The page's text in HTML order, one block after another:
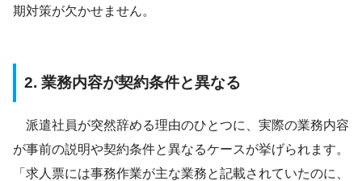
期対策が欠かせません。
2. 業務内容が契約条件と異なる
派遣社員が突然辞める理由のひとつに、実際の業務内容
が事前の説明や契約条件と異なるケースが挙げられます。
「求人票には事務作業が主な業務と記載されていたのに、